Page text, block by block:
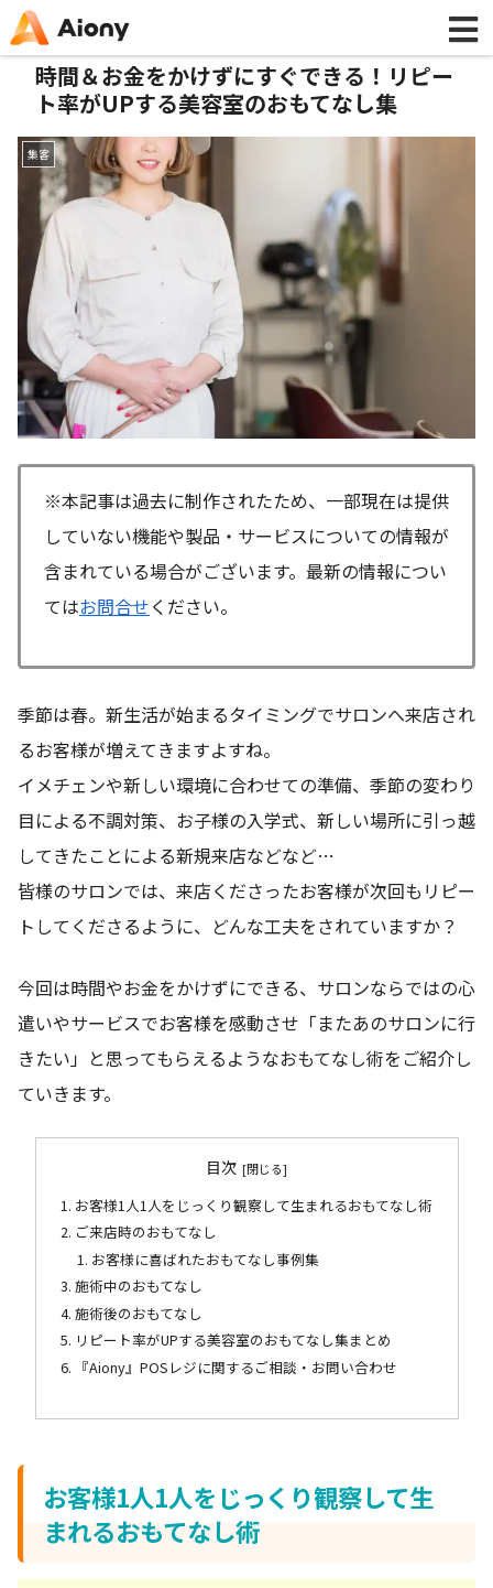
時間＆お金をかけずにすぐできる！リピー
ト率がUPする美容室のおもてなし集
集客
※本記事は過去に制作されたため、一部現在は提供
していない機能や製品・サービスについての情報が
含まれている場合がございます。最新の情報につい
てはお問合せください。
季節は春。新生活が始まるタイミングでサロンへ来店され
るお客様が増えてきますよすね。
イメチェンや新しい環境に合わせての準備、季節の変わり
目による不調対策、お子様の入学式、新しい場所に引っ越
してきたことによる新規来店などなど…
皆様のサロンでは、来店くださったお客様が次回もリピー
トしてくださるように、どんな工夫をされていますか？
今回は時間やお金をかけずにできる、サロンならではの心
遣いやサービスでお客様を感動させ「またあのサロンに行
きたい」と思ってもらえるようなおもてなし術をご紹介し
ていきます。
目次
お客様1人1人をじっくり観察して生まれるおもてなし術
ご来店時のおもてなし
お客様に喜ばれたおもてなし事例集
施術中のおもてなし
施術後のおもてなし
リピート率がUPする美容室のおもてなし集まとめ
『Aiony』POSレジに関するご相談・お問い合わせ
お客様1人1人をじっくり観察して生
まれるおもてなし術